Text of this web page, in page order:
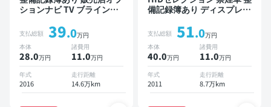
ションナビ TV ブラインド
ト スマートキー バックモ
ニター ドライブレコーダー
衝突軽減 両側電動スライド
ドア 7人乗り
支払総額 39.0万円
本体
28.0万円
諸費用
11.0万円
年式
2016
走行距離
14.6万km
備記録簿あり ディスプレイ
り 後席モニター スマート
キー ETC ドライブレコー
ダー
支払総額 51.0万円
本体
40.0万円
諸費用
11.0万円
年式
2011
走行距離
8.7万km